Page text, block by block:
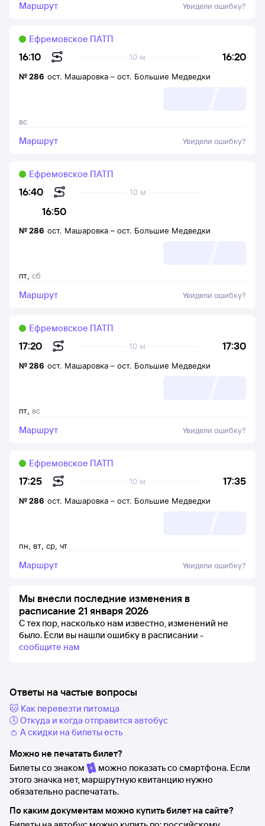
Маршрут Увидели ошибку?
16:10 16:20
10 м
Ефремовское ПАТП
вс
№286 ост. Машаровка – ост. Большие Медведки
Маршрут Увидели ошибку?
16:40
16:50
10 м
Ефремовское ПАТП
пт, сб
№286 ост. Машаровка – ост. Большие Медведки
Маршрут Увидели ошибку?
17:20 17:30
10 м
Ефремовское ПАТП
пт, вс
№286 ост. Машаровка – ост. Большие Медведки
Маршрут Увидели ошибку?
17:25 17:35
10 м
Ефремовское ПАТП
пн, вт, ср, чт
№286 ост. Машаровка – ост. Большие Медведки
Маршрут Увидели ошибку?
Мы внесли последние изменения в
расписание 21 января 2026
С тех пор, насколько нам известно, изменений не
было. Если вы нашли ошибку в расписании -
сообщите нам
Ответы на частые вопросы
🐱 Как перевезти питомца
🕔 Откуда и когда отправится автобус
👛 А скидки на билеты есть
Можно не печатать билет?
Билеты со знаком
можно показать со смартфона. Если
этого значка нет, маршрутную квитанцию нужно
обязательно распечатать.
По каким документам можно купить билет на сайте?